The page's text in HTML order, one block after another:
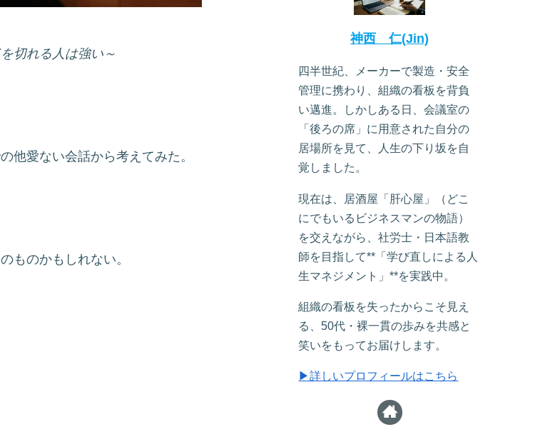
切れる人は強い～
愛ない会話から考えてみた。
ものかもしれない。
神西 仁(Jin)
四半世紀、メーカーで製造・安全
管理に携わり、組織の看板を背負
い邁進。しかしある日、会議室の
「後ろの席」に用意された自分の
居場所を見て、人生の下り坂を自
覚しました。
現在は、居酒屋「肝心屋」（どこ
にでもいるビジネスマンの物語）
を交えながら、社労士・日本語教
師を目指して**「学び直しによる人
生マネジメント」**を実践中。
組織の看板を失ったからこそ見え
る、50代・裸一貫の歩みを共感と
笑いをもってお届けします。
▶詳しいプロフィールはこちら